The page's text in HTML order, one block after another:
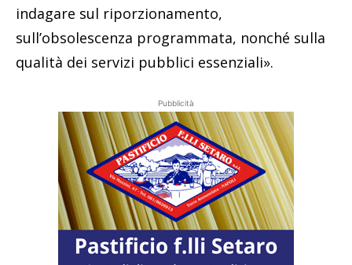
indagare sul riporzionamento,
sull’obsolescenza programmata, nonché sulla
qualità dei servizi pubblici essenziali».
Pubblicità